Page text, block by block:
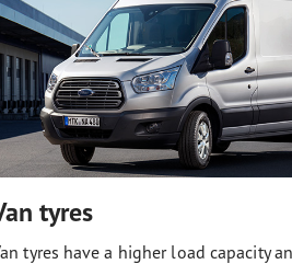
tyres
tyres have a higher load capacity